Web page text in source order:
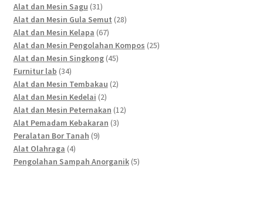
products
Alat dan Mesin Sagu 3131
products
Alat dan Mesin Gula Semut 2828
Alat dan Mesin Kelapa 6767
products
Alat dan Mesin Pengolahan Kompos 2525
Alat dan Mesin Singkong 4545
Furnitur lab 3434
products
Alat dan Mesin Tembakau 22
Alat dan Mesin Kedelai 22
products
Alat dan Mesin Peternakan 1212
Alat Pemadam Kebakaran 33
Peralatan Bor Tanah 99
Alat Olahraga 44
products
Pengolahan Sampah Anorganik 55